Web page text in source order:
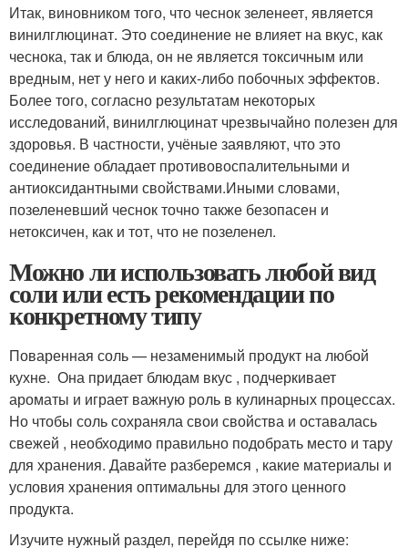
Итак, виновником того, что чеснок зеленеет, является
винилглюцинат. Это соединение не влияет на вкус, как
чеснока, так и блюда, он не является токсичным или
вредным, нет у него и каких-либо побочных эффектов.
Более того, согласно результатам некоторых
исследований, винилглюцинат чрезвычайно полезен для
здоровья. В частности, учёные заявляют, что это
соединение обладает противовоспалительными и
антиоксидантными свойствами.Иными словами,
позеленевший чеснок точно также безопасен и
нетоксичен, как и тот, что не позеленел.
Можно ли использовать любой вид
соли или есть рекомендации по
конкретному типу
Поваренная соль — незаменимый продукт на любой
кухне. ‍ Она придает блюдам вкус , подчеркивает
ароматы и играет важную роль в кулинарных процессах.
Но чтобы соль сохраняла свои свойства и оставалась
свежей , необходимо правильно подобрать место и тару
для хранения. Давайте разберемся , какие материалы и
условия хранения оптимальны для этого ценного
продукта.
Изучите нужный раздел, перейдя по ссылке ниже: